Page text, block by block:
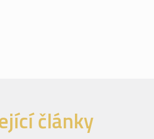
články